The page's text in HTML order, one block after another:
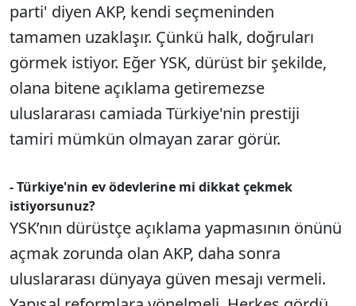
parti' diyen AKP, kendi seçmeninden
tamamen uzaklaşır. Çünkü halk, doğruları
görmek istiyor. Eğer YSK, dürüst bir şekilde,
olana bitene açıklama getiremezse
uluslararası camiada Türkiye'nin prestiji
tamiri mümkün olmayan zarar görür.
- Türkiye'nin ev ödevlerine mi dikkat çekmek
istiyorsunuz?
YSK’nın dürüstçe açıklama yapmasının önünü
açmak zorunda olan AKP, daha sonra
uluslararası dünyaya güven mesajı vermeli.